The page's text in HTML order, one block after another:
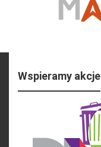
Wspieramy akcje